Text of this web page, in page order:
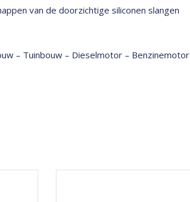
van de doorzichtige siliconen slangen
– Tuinbouw – Dieselmotor – Benzinemotor